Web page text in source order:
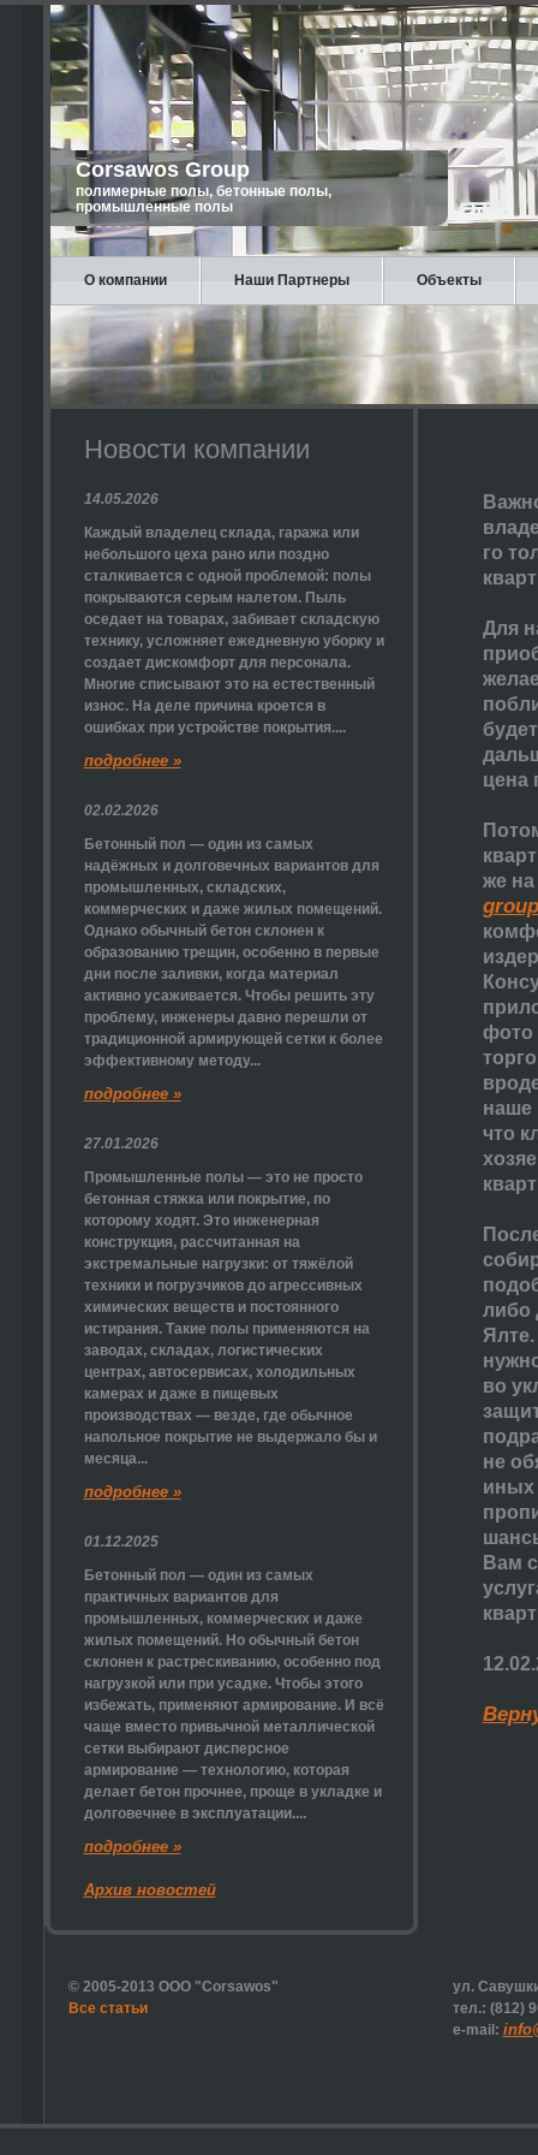
Corsawos Group
полимерные полы, бетонные полы,
промышленные полы
О компании Наши Партнеры Объекты
го
Для
цена
же
фото
наше
что
либо
во
не
иных
Вам
Новости компании
14.05.2026
Каждый владелец склада, гаража или
небольшого цеха рано или поздно
сталкивается с одной проблемой: полы
покрываются серым налетом. Пыль
оседает на товарах, забивает складскую
технику, усложняет ежедневную уборку и
создает дискомфорт для персонала.
Многие списывают это на естественный
износ. На деле причина кроется в
ошибках при устройстве покрытия....
подробнее »
02.02.2026
Бетонный пол — один из самых
надёжных и долговечных вариантов для
промышленных, складских,
коммерческих и даже жилых помещений.
Однако обычный бетон склонен к
образованию трещин, особенно в первые
дни после заливки, когда материал
активно усаживается. Чтобы решить эту
проблему, инженеры давно перешли от
традиционной армирующей сетки к более
эффективному методу...
подробнее »
27.01.2026
Промышленные полы — это не просто
бетонная стяжка или покрытие, по
которому ходят. Это инженерная
конструкция, рассчитанная на
экстремальные нагрузки: от тяжёлой
техники и погрузчиков до агрессивных
химических веществ и постоянного
истирания. Такие полы применяются на
заводах, складах, логистических
центрах, автосервисах, холодильных
камерах и даже в пищевых
производствах — везде, где обычное
напольное покрытие не выдержало бы и
месяца...
подробнее »
01.12.2025
Бетонный пол — один из самых
практичных вариантов для
промышленных, коммерческих и даже
жилых помещений. Но обычный бетон
склонен к растрескиванию, особенно под
нагрузкой или при усадке. Чтобы этого
избежать, применяют армирование. И всё
чаще вместо привычной металлической
сетки выбирают дисперсное
армирование — технологию, которая
делает бетон прочнее, проще в укладке и
долговечнее в эксплуатации....
подробнее »
Архив новостей
© 2005-2013 ООО "Corsawos"
Все статьи
ул.
тел.: (812)
e-mail: